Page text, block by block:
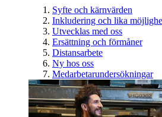
Syfte och kärnvärden
Inkludering och lika
Utvecklas med oss
Ersättning och förmåner
Distansarbete
Ny hos oss
Medarbetarundersökningar